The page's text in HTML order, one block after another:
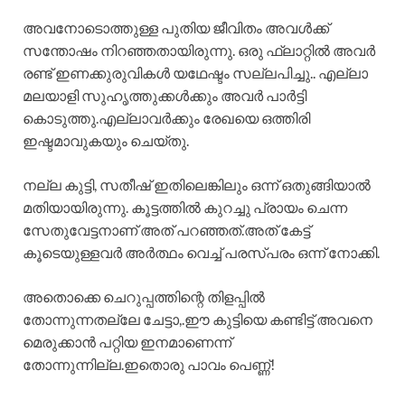
അവനോടൊത്തുള്ള പുതിയ ജീവിതം അവൾക്ക്
സന്തോഷം നിറഞ്ഞതായിരുന്നു. ഒരു ഫ്ലാറ്റിൽ അവർ
രണ്ട് ഇണക്കുരുവികൾ യഥേഷ്ടം സല്ലപിച്ചു.. എല്ലാ
മലയാളി സുഹൃത്തുക്കൾക്കും അവർ പാർട്ടി
കൊടുത്തു.എല്ലാവർക്കും രേഖയെ ഒത്തിരി
ഇഷ്ടമാവുകയും ചെയ്തു.
നല്ല കുട്ടി, സതീഷ്‌ ഇതിലെങ്കിലും ഒന്ന് ഒതുങ്ങിയാൽ
മതിയായിരുന്നു. കൂട്ടത്തിൽ കുറച്ചു പ്രായം ചെന്ന
സേതുവേട്ടനാണ് അത് പറഞ്ഞത്.അത് കേട്ട്
കൂടെയുള്ളവർ അർത്ഥം വെച്ച് പരസ്പരം ഒന്ന് നോക്കി.
അതൊക്കെ ചെറുപ്പത്തിന്റെ തിളപ്പിൽ
തോന്നുന്നതല്ലേ ചേട്ടാ,.ഈ കുട്ടിയെ കണ്ടിട്ട് അവനെ
മെരുക്കാൻ പറ്റിയ ഇനമാണെന്ന്
തോന്നുന്നില്ല.ഇതൊരു പാവം പെണ്ണ്!